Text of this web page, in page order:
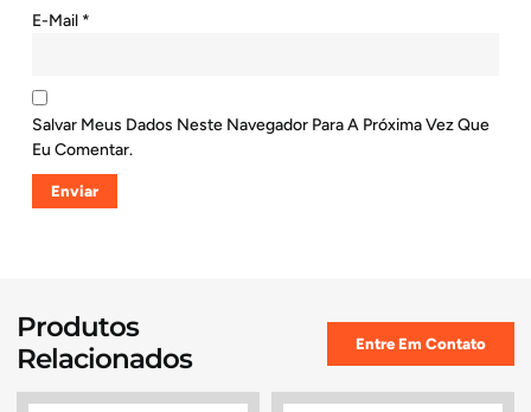
E-Mail *
Salvar Meus Dados Neste Navegador Para A Próxima Vez Que
Eu Comentar.
Produtos
Relacionados
Entre Em Contato